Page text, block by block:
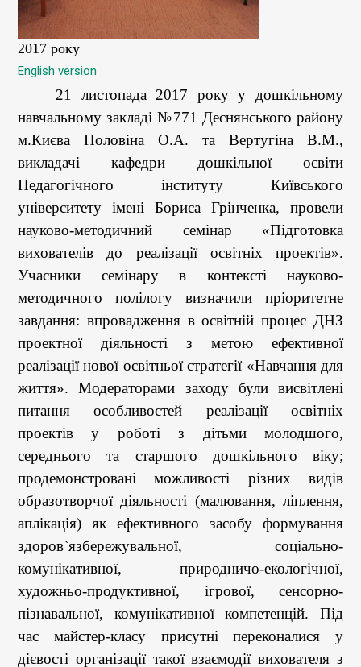
2017 року
English version
21 листопада 2017 року у дошкільному
навчальному закладі №771 Деснянського району
м.Києва Половіна О.А. та Вертугіна В.М.,
викладачі кафедри дошкільної освіти
Педагогічного інституту Київського
університету імені Бориса Грінченка, провели
науково-методичний семінар «Підготовка
вихователів до реалізації освітніх проектів».
Учасники семінару в контексті науково-
методичного полілогу визначили пріоритетне
завдання: впровадження в освітній процес ДНЗ
проектної діяльності з метою ефективної
реалізації нової освітньої стратегії «Навчання для
життя». Модераторами заходу були висвітлені
питання особливостей реалізації освітніх
проектів у роботі з дітьми молодшого,
середнього та старшого дошкільного віку;
продемонстровані можливості різних видів
образотворчої діяльності (малювання, ліплення,
аплікація) як ефективного засобу формування
здоров`язбережувальної, соціально-
комунікативної, природничо-екологічної,
художньо-продуктивної, ігрової, сенсорно-
пізнавальної, комунікативної компетенцій. Під
час майстер-класу присутні переконалися у
дієвості організації такої взаємодії вихователя з